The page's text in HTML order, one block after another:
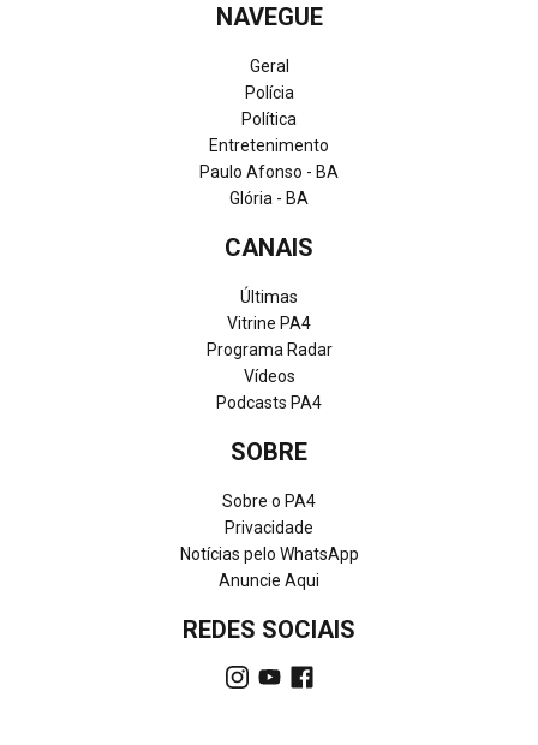
NAVEGUE
Geral
Polícia
Política
Entretenimento
Paulo Afonso - BA
Glória - BA
CANAIS
Últimas
Vitrine PA4
Programa Radar
Vídeos
Podcasts PA4
SOBRE
Sobre o PA4
Privacidade
Notícias pelo WhatsApp
Anuncie Aqui
REDES SOCIAIS